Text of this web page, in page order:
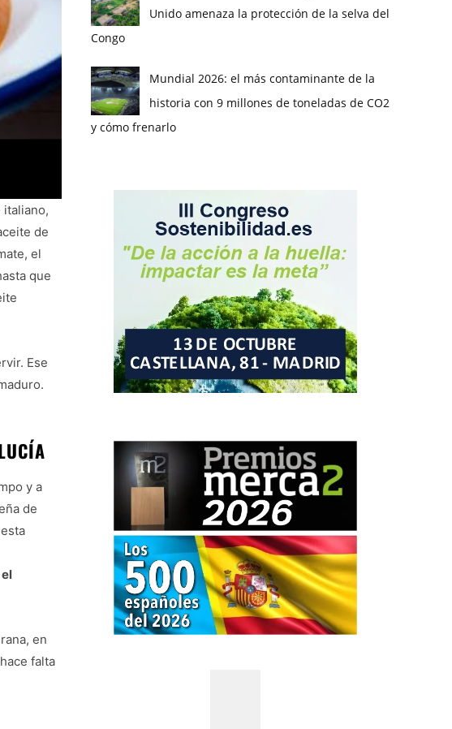
italiano,
de
el
que
Ese
y a
de
el
en
falta
Unido amenaza la protección de la selva del
Congo
Mundial 2026: el más contaminante de la
historia con 9 millones de toneladas de CO2
y cómo frenarlo